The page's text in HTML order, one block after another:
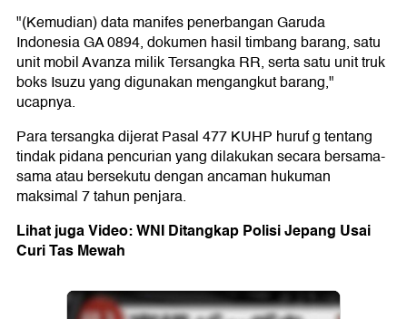
"(Kemudian) data manifes penerbangan Garuda
Indonesia GA 0894, dokumen hasil timbang barang, satu
unit mobil Avanza milik Tersangka RR, serta satu unit truk
boks Isuzu yang digunakan mengangkut barang,"
ucapnya.
Para tersangka dijerat Pasal 477 KUHP huruf g tentang
tindak pidana pencurian yang dilakukan secara bersama-
sama atau bersekutu dengan ancaman hukuman
maksimal 7 tahun penjara.
Lihat juga Video: WNI Ditangkap Polisi Jepang Usai
Curi Tas Mewah